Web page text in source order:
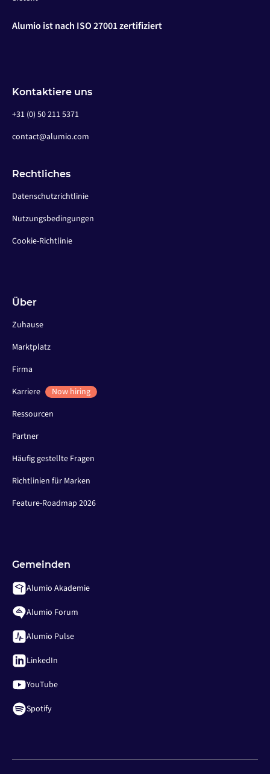
Alumio ist nach ISO 27001 zertifiziert
Kontaktiere uns
+31 (0) 50 211 5371
contact@alumio.com
Rechtliches
Datenschutzrichtlinie
Nutzungsbedingungen
Cookie-Richtlinie
Über
Zuhause
Marktplatz
Firma
Karriere
Now hiring
Ressourcen
Partner
Häufig gestellte Fragen
Richtlinien für Marken
Feature-Roadmap 2026
Gemeinden
Alumio Akademie
Alumio Forum
Alumio Pulse
LinkedIn
YouTube
Spotify